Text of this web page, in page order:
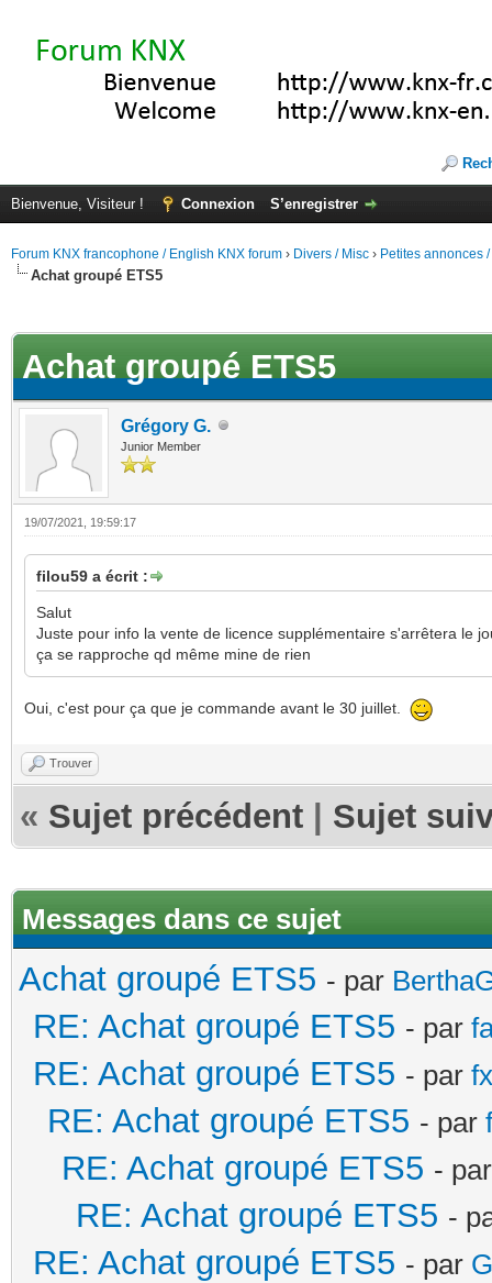
Bienvenue, Visiteur ! Connexion S’enregistrer
Forum KNX francophone / English KNX forum › Divers / Misc › Petites annonces
Achat groupé ETS5
Achat groupé ETS5
Grégory G.
Junior Member
19/07/2021, 19:59:17
filou59 a écrit :
Salut
Juste pour info la vente de licence supplémentaire s'arrêtera le
ça se rapproche qd même mine de rien
Oui, c'est pour ça que je commande avant le 30 juillet.
Trouver
« Sujet précédent Sujet
Messages dans ce sujet
Achat groupé ETS5 - par
RE: Achat groupé ETS5 - par
RE: Achat groupé ETS5 - par
RE: Achat groupé ETS5 - par
RE: Achat groupé ETS5 -
RE: Achat groupé ETS5 -
RE: Achat groupé ETS5 - par